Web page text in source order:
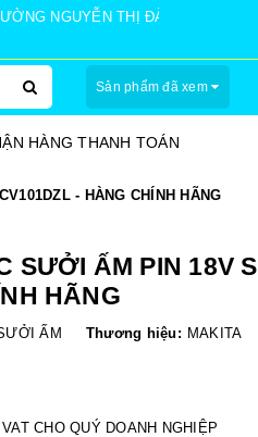
NGUYỄN THỊ ĐÀNH, ẤP 6,
Sản phẩm đã xem
NGÀY ĐỔI TRẢ
- HÀNG CHÍNH HÃNG
SƯỞI ẤM PIN 18V
HÃNG
ẤM Thương hiệu: MAKITA
CHO QUÝ DOANH NGHIỆP